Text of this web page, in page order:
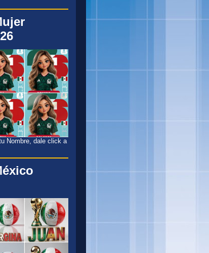
Nombre, dale click a